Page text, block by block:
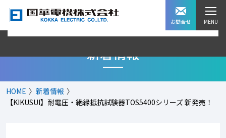
お問合せ
新着情報
HOME
新着情報
【KIKUSUI】耐電圧・絶縁抵抗試験器TOS5400シリーズ 新発売！